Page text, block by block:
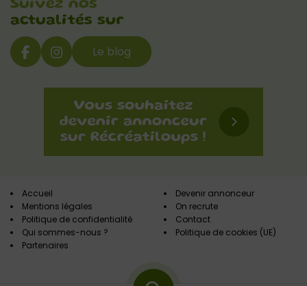
Suivez nos
actualités sur
Le blog
Accueil
Mentions légales
Politique de confidentialité
Qui sommes-nous ?
Partenaires
Devenir annonceur
On recrute
Contact
Politique de cookies (UE)